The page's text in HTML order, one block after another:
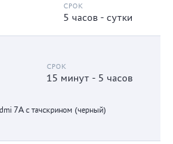
5 часов - сутки
15 минут - 5 часов
7A с тачскрином (черный)